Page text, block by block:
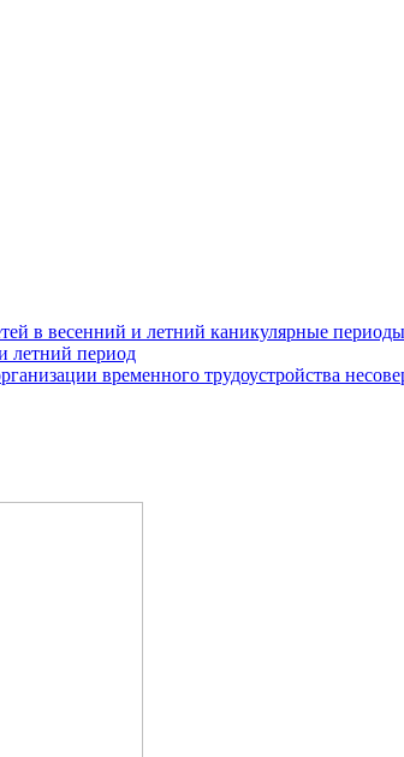
в весенний и летний каникулярные периоды
летний период
временного трудоустройства